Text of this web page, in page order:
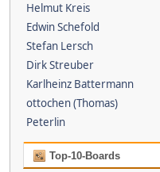
Helmut Kreis
Edwin Schefold
Stefan Lersch
Dirk Streuber
Karlheinz Battermann
ottochen (Thomas)
Peterlin
Top-10-Boards